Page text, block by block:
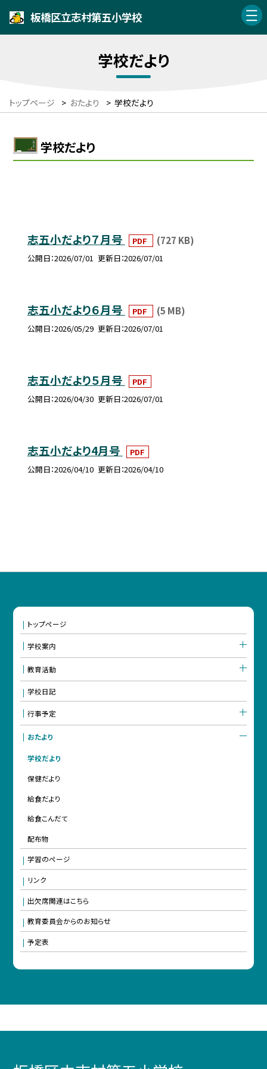
板橋区立志村第五小学校
学校だより
トップページ > おたより > 学校だより
学校だより
志五小だより７月号 PDF (727 KB)
公開日 2026/07/01 更新日 2026/07/01
志五小だより６月号 PDF (5 MB)
公開日 2026/05/29 更新日 2026/07/01
志五小だより５月号
PDF
公開日 2026/04/30 更新日 2026/07/01
志五小だより4月号
PDF
公開日 2026/04/10 更新日 2026/04/10
トップページ
学校案内
教育活動
学校日記
行事予定
おたより
学校だより
保健だより
給食だより
給食こんだて
配布物
学習のページ
リンク
出欠席関連はこちら
教育委員会からのお知らせ
予定表